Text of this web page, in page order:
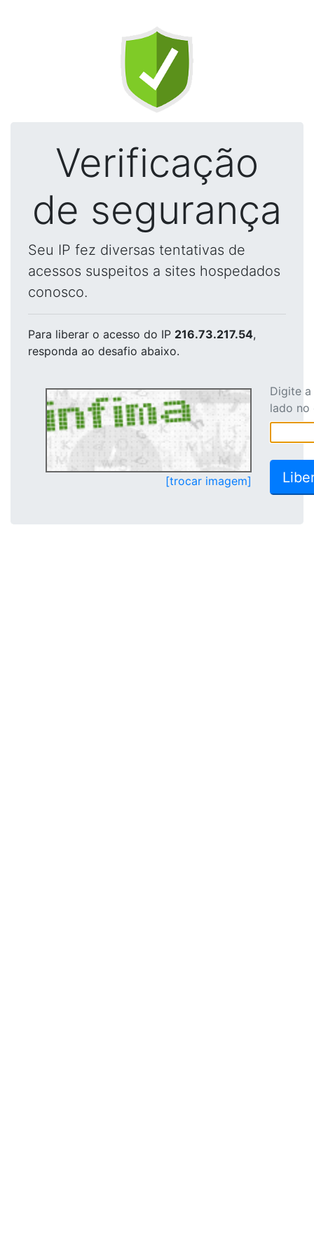
Verificação
de segurança
Seu IP fez diversas tentativas de
acessos suspeitos a sites hospedados
conosco.
Para liberar o acesso do IP 216.73.217.54,
responda ao desafio abaixo.
[trocar imagem]
Digite
lado no